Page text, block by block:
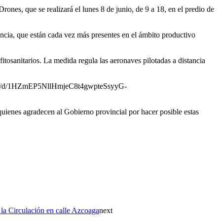
que se realizará el lunes 8 de junio, de 9 a 18, en el predio de
que están cada vez más presentes en el ámbito productivo
La medida regula las aeronaves pilotadas a distancia
d/1HZmEP5NllHmjeC8t4gwpteSsyyG-
agradecen al Gobierno provincial por hacer posible estas
Circulación en calle Azcoaganext